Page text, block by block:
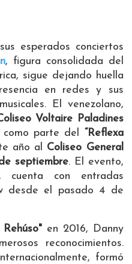
esperados conciertos
, figura consolidada del
sigue dejando huella
en redes y sus
El venezolano,
Voltaire Paladines
como parte del “Reflexa
año al Coliseo General
septiembre. El evento,
cuenta con entradas
desde el pasado 4 de
en 2016, Danny
reconocimientos.
formó